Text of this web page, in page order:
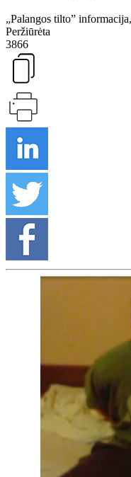
„Palangos tilto”
Peržiūrėta
3866